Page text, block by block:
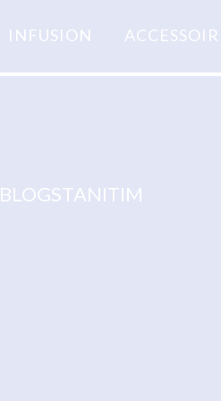
INFUSION
BLOGSTANITIM